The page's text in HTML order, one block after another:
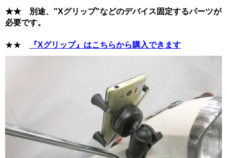
★★ 別途、"Xグリップ"などのデバイス固定するパーツが
必要です。
★★ 『Xグリップ』はこちらから購入できます